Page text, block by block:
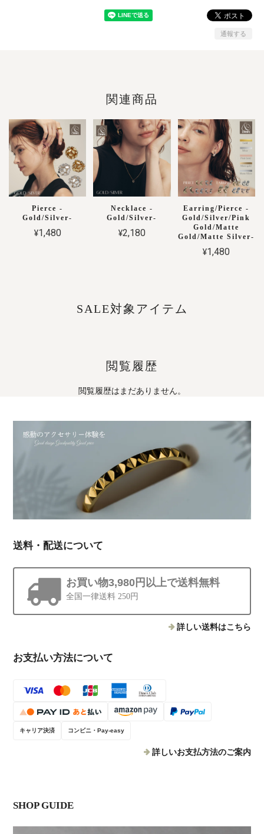
通報する
関連商品
Pierce -
Gold/Silver-
¥1,480
Necklace -
Gold/Silver-
¥2,180
Earring/Pierce -
Gold/Silver/Pink
Gold/Matte
Gold/Matte Silver-
¥1,480
SALE対象アイテム
閲覧履歴
閲覧履歴はまだありません。
送料・配送について
お買い物3,980円以上で送料無料
全国一律送料 250円
詳しい送料はこちら
お支払い方法について
キャリア決済 コンビニ・Pay-easy
詳しいお支払方法のご案内
SHOP GUIDE